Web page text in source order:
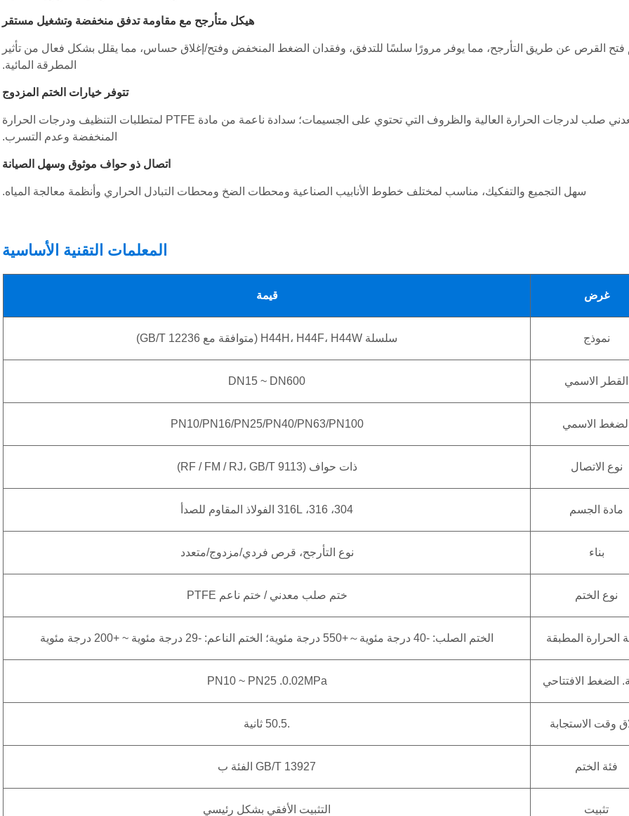
هيكل متأرجح مع مقاومة تدفق منخفضة وتشغيل مستقر
فتح القرص عن طريق التأرجح، مما يوفر مرورًا سلسًا للتدفق، وفقدان الضغط المنخفض وفتح/إغلاق حساس، مما يقلل بشكل فعال من تأثير
المطرقة المائية.
تتوفر خيارات الختم المزدوج
ختم معدني صلب لدرجات الحرارة العالية والظروف التي تحتوي على الجسيمات؛ سدادة ناعمة من مادة PTFE لمتطلبات التنظيف ودرجات الحرارة
المنخفضة وعدم التسرب.
اتصال ذو حواف موثوق وسهل الصيانة
سهل التجميع والتفكيك، مناسب لمختلف خطوط الأنابيب الصناعية ومحطات الضخ ومحطات التبادل الحراري وأنظمة معالجة المياه.
المعلمات التقنية الأساسية
غرض قيمة
نموذج سلسلة H44H، H44F، H44W (متوافقة مع GB/T 12236)
القطر الاسمي DN15 ~ DN600
الضغط الاسمي PN10/PN16/PN25/PN40/PN63/PN100
نوع الاتصال ذات حواف (RF / FM / RJ، GB/T 9113)
مادة الجسم 304، 316، 316L الفولاذ المقاوم للصدأ
بناء نوع التأرجح، قرص فردي/مزدوج/متعدد
نوع الختم ختم صلب معدني / ختم ناعم PTFE
الحرارة المطبقة الختم الصلب: -40 درجة مئوية～+550 درجة مئوية؛ الختم الناعم: -29 درجة مئوية ~ +200 درجة مئوية
الضغط الافتتاحي PN10 ~ PN25 .0.02MPa
وقت الاستجابة .50.5 ثانية
فئة الختم GB/T 13927 الفئة ب
تثبيت التثبيت الأفقي بشكل رئيسي